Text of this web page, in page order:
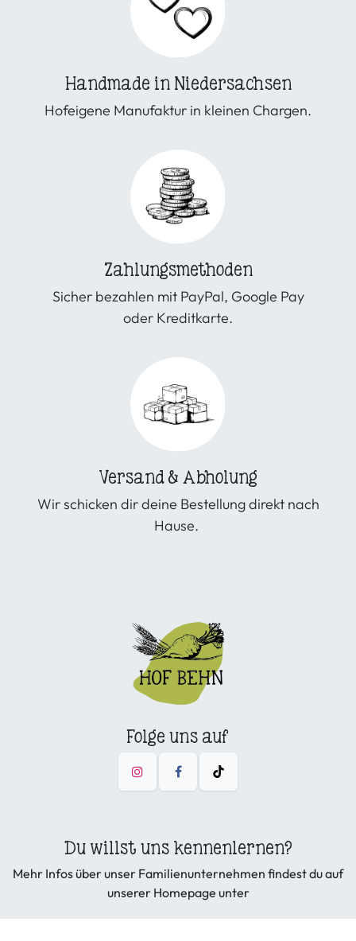
Handmade in Niedersachsen
Hofeigene Manufaktur in kleinen Chargen.
Zahlungsmethoden
Sicher bezahlen mit PayPal, Google Pay
oder Kreditkarte.
Versand & Abholung
Wir schicken dir deine Bestellung direkt nach
Hause.
Folge uns auf
Du willst uns kennenlernen?
Mehr Infos über unser Familienunternehmen findest du auf
unserer Homepage unter